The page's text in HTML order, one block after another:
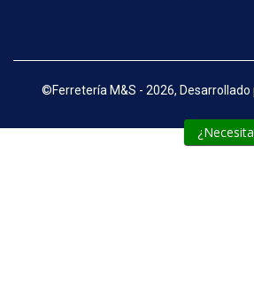
©Ferretería M&S - 2026, Desarrollado